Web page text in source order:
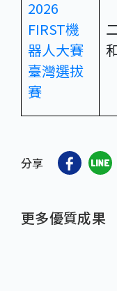
2026
FIRST機
器人大賽
臺灣選拔
賽
分享
更多優質成果